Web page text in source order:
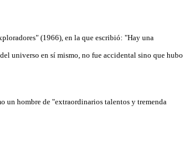
(1966), en la que escribió: "Hay una
universo en sí mismo, no fue accidental sino que hubo
un hombre de "extraordinarios talentos y tremenda